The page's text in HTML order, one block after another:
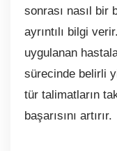
sonrası nasıl bir
ayrıntılı bilgi
uygulanan
sürecinde belirli
tür talimatların
başarısını artırır.